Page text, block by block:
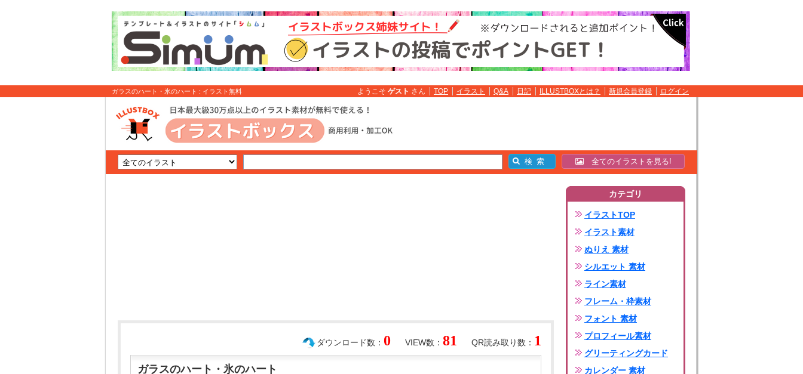
ガラスのハート・氷のハート : イラスト無料 ようこそ ゲスト さん TOP イラスト Q&A 日記 ILLUSTBOXとは？ 新規会員登録 ログイン
全てのイラストを見る!
QR読み取り数： 1
VIEW数： 81
ダウンロード数： 0
ガラスのハート・氷のハート
カテゴリ
イラストTOP
イラスト素材
ぬりえ 素材
シルエット 素材
ライン素材
フレーム・枠素材
フォント 素材
プロフィール素材
グリーティングカード
カレンダー 素材